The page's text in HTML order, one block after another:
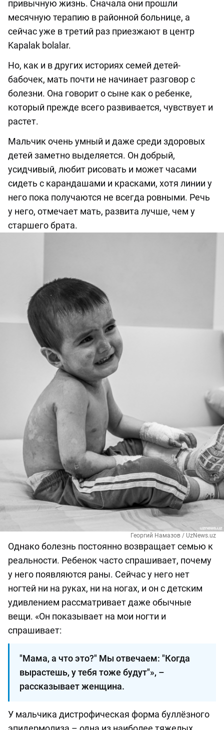
привычную жизнь. Сначала они прошли
месячную терапию в районной больнице, а
сейчас уже в третий раз приезжают в центр
Kapalak bolalar.
Но, как и в других историях семей детей-
бабочек, мать почти не начинает разговор с
болезни. Она говорит о сыне как о ребенке,
который прежде всего развивается, чувствует и
растет.
Мальчик очень умный и даже среди здоровых
детей заметно выделяется. Он добрый,
усидчивый, любит рисовать и может часами
сидеть с карандашами и красками, хотя линии у
него пока получаются не всегда ровными. Речь
у него, отмечает мать, развита лучше, чем у
старшего брата.
Георгий Намазов / UzNews.uz
Однако болезнь постоянно возвращает семью к
реальности. Ребенок часто спрашивает, почему
у него появляются раны. Сейчас у него нет
ногтей ни на руках, ни на ногах, и он с детским
удивлением рассматривает даже обычные
вещи. «Он показывает на мои ногти и
спрашивает:
"Мама, а что это?" Мы отвечаем: "Когда
вырастешь, у тебя тоже будут"», –
рассказывает женщина.
У мальчика дистрофическая форма буллёзного